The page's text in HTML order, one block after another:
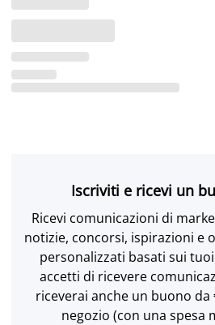
Iscriviti e ricevi un
Ricevi comunicazioni di
notizie, concorsi, ispirazioni e
personalizzati basati sui
accetti di ricevere
riceverai anche un buono da
negozio (con una spesa